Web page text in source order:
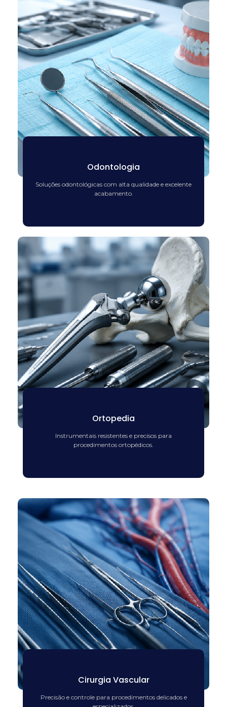
Odontologia
Soluções odontológicas com alta qualidade e excelente
acabamento.
Ortopedia
Instrumentais resistentes e precisos para
procedimentos ortopédicos.
Cirurgia Vascular
Precisão e controle para procedimentos delicados e